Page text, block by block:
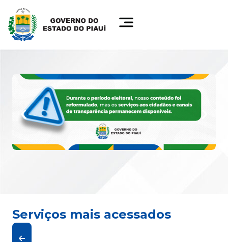
Serviços mais acessados